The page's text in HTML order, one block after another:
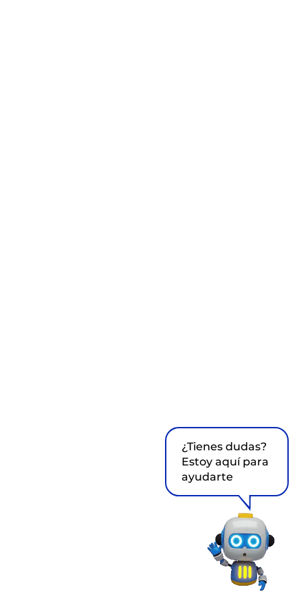
¿Tienes dudas?
Estoy aquí para
ayudarte